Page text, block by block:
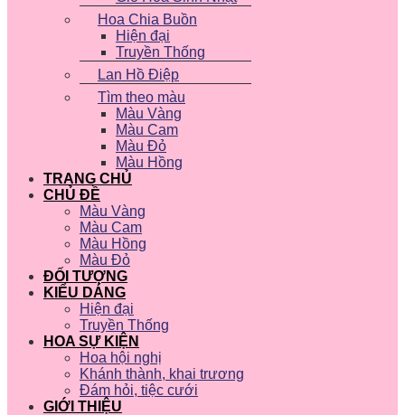
Hoa Chia Buồn
Hiện đại
Truyền Thống
Lan Hồ Điệp
Tìm theo màu
Màu Vàng
Màu Cam
Màu Đỏ
Màu Hồng
TRANG CHỦ
CHỦ ĐỀ
Màu Vàng
Màu Cam
Màu Hồng
Màu Đỏ
ĐỐI TƯỢNG
KIỂU DÁNG
Hiện đại
Truyền Thống
HOA SỰ KIỆN
Hoa hội nghị
Khánh thành, khai trương
Đám hỏi, tiệc cưới
GIỚI THIỆU